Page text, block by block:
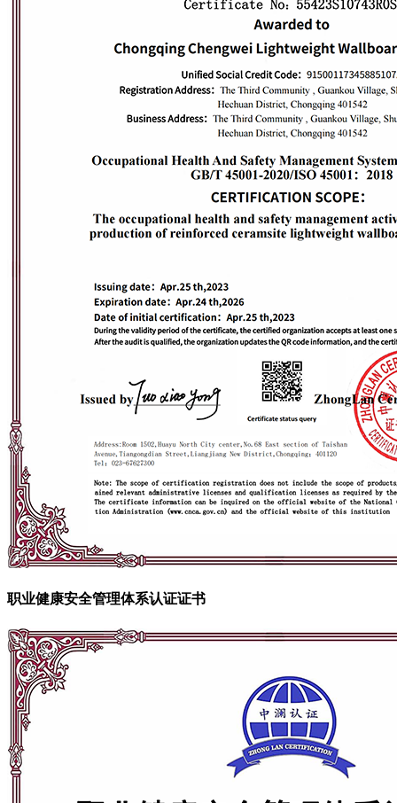
职业健康安全管理体系认证证书